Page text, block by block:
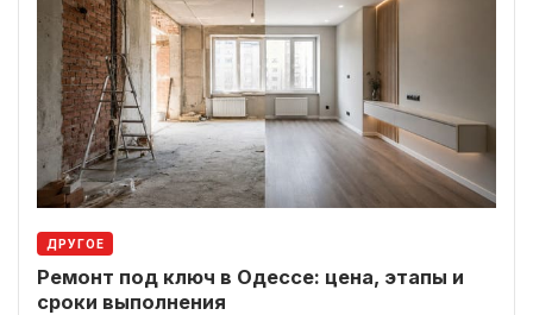
ДРУГОЕ
Ремонт под ключ в Одессе: цена, этапы и
сроки выполнения